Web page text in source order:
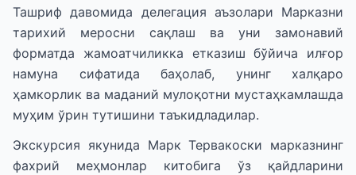
Ташриф давомида делегация аъзолари Марказни
тарихий меросни сақлаш ва уни замонавий
форматда жамоатчиликка етказиш бўйича илғор
намуна сифатида баҳолаб, унинг халқаро
ҳамкорлик ва маданий мулоқотни мустаҳкамлашда
муҳим ўрин тутишини таъкидладилар.
Экскурсия якунида Марк Тервакоски марказнинг
фахрий меҳмонлар китобига ўз қайдларини